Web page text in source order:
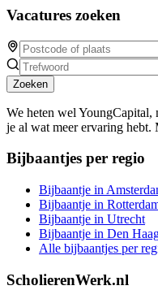
Vacatures zoeken
Zoeken
We heten wel YoungCapital,
je al wat meer ervaring hebt.
Bijbaantjes per regio
Bijbaantje in
Bijbaantje in
Bijbaantje in Utrecht
Bijbaantje in Den
Alle bijbaantjes per
ScholierenWerk.nl